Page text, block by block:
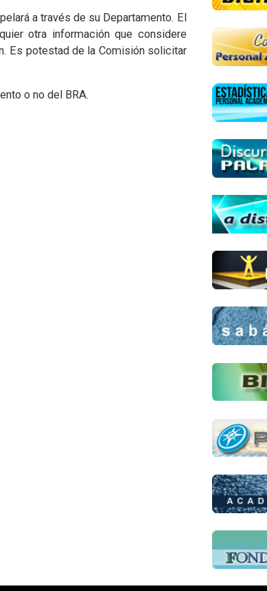
a través de su Departamento. El
otra información que considere
Es potestad de la Comisión solicitar
o no del BRA.